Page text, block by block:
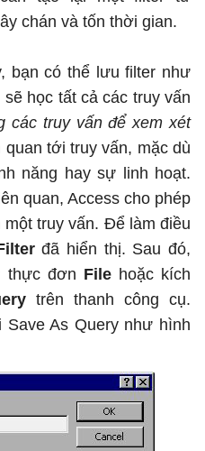
chán và tốn thời gian.
bạn có thể lưu filter như
học tất cả các truy vấn
các truy vấn để xem xét
quan tới truy vấn, mặc dù
năng hay sự linh hoạt.
quan, Access cho phép
truy vấn. Để làm điều
đã hiển thị. Sau đó,
thực đơn Filehoặc kích
trên thanh công cụ.
Save As Query như hình